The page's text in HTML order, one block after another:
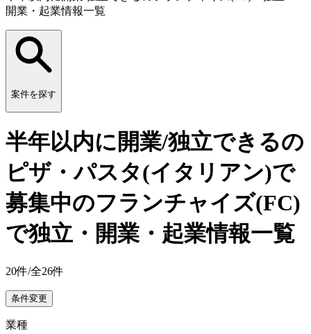
開業・起業情報一覧
案件を探す
半年以内に開業/独立できるの
ピザ・パスタ(イタリアン)で
募集中のフランチャイズ(FC)
で独立・開業・起業情報一覧
20件/全26件
条件変更
業種